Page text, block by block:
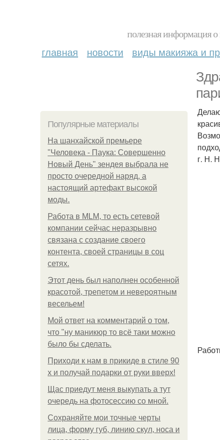
полезная информация
главная новости виды макияжа и
Популярные материалы
На шанхайской премьере
"Человека - Паука: Совершенно
Новый День" зендея выбрала не
просто очередной наряд, а
настоящий артефакт высокой
моды.
Работа в MLM, то есть сетевой
компании сейчас неразрывно
связана с создание своего
контента, своей страницы в соц
сетях.
Этот день был наполнен особенной
красотой, трепетом и невероятным
весельем!
Мой ответ на комментарий о том,
что "ну маникюр то всё таки можно
было бы сделать.
Приходи к нам в прикиде в стиле 90
х и получай подарки от руки вверх!
Щас приедут меня выкупать а тут
очередь на фотосессию со мной.
Сохраняйте мои точные черты
лица, форму губ, линию скул, носа и
г. Н.